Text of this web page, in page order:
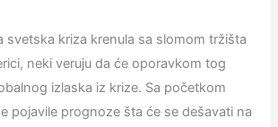
svetska kriza krenula sa slomom tržišta
neki veruju da će oporavkom tog
izlaska iz krize. Sa početkom
pojavile prognoze šta će se dešavati na